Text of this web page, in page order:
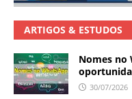
ARTIGOS & ESTUDOS
Nomes no
30/07/2026